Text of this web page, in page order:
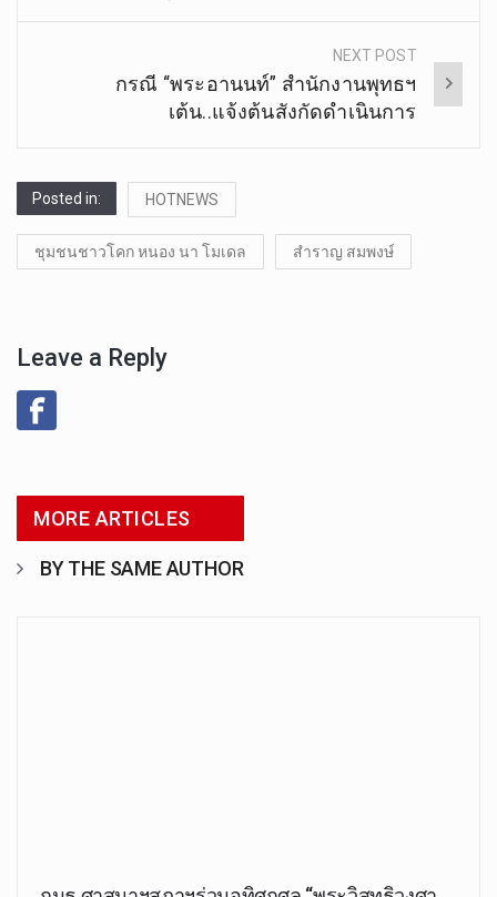
NEXT POST
กรณี “พระอานนท์” สำนักงานพุทธฯ
เต้น..แจ้งต้นสังกัดดำเนินการ
Posted in: HOTNEWS
ชุมชนชาวโคก หนอง นา โมเดล สำราญ สมพงษ์
Leave a Reply
MORE ARTICLES
BY THE SAME AUTHOR